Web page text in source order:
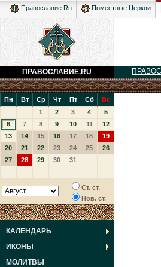
Православие.Ru Поместные Церкви
ПРАВОСЛАВИЕ.RU
Пн Вт Ср Чт Пт Сб
Вс
1
2 3 4
5
6
7 8 9 10 11
12
13
14 15 16 17 18
19
20
21 22 23 24 25
26
27
28 29 30 31
Ст. ст.
Нов. ст.
КАЛЕНДАРЬ
ИКОНЫ
МОЛИТВЫ